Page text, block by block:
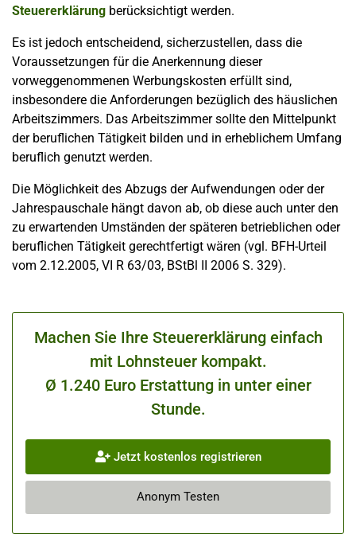
Steuererklärung berücksichtigt werden.
Es ist jedoch entscheidend, sicherzustellen, dass die
Voraussetzungen für die Anerkennung dieser
vorweggenommenen Werbungskosten erfüllt sind,
insbesondere die Anforderungen bezüglich des häuslichen
Arbeitszimmers. Das Arbeitszimmer sollte den Mittelpunkt
der beruflichen Tätigkeit bilden und in erheblichem Umfang
beruflich genutzt werden.
Die Möglichkeit des Abzugs der Aufwendungen oder der
Jahrespauschale hängt davon ab, ob diese auch unter den
zu erwartenden Umständen der späteren betrieblichen oder
beruflichen Tätigkeit gerechtfertigt wären (vgl. BFH-Urteil
vom 2.12.2005, VI R 63/03, BStBl II 2006 S. 329).
Machen Sie Ihre Steuererklärung einfach
mit Lohnsteuer kompakt.
Ø 1.240 Euro Erstattung in unter einer
Stunde.
Jetzt kostenlos registrieren
Anonym Testen